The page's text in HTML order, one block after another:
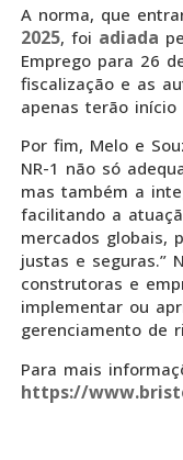
A norma, que
2025, foi adiada
Emprego para 26
fiscalização e as
apenas terão
Por fim, Melo e
NR-1 não só
mas também a
facilitando a
mercados globais,
justas e seguras.”
construtoras e
implementar ou
gerenciamento de
Para mais
https://